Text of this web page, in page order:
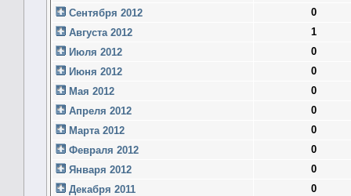
Сентября 2012
0
Августа 2012
1
Июля 2012
0
Июня 2012
0
Мая 2012
0
Апреля 2012
0
Марта 2012
0
Февраля 2012
0
Января 2012
0
Декабря 2011
0